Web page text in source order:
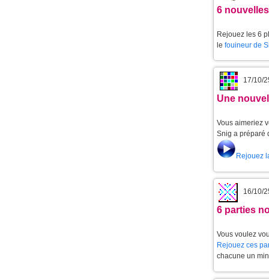
6
Rejouez les 6
le fouineur de
17/10/
Une
Vous aimeriez
Snig a préparé
Rejouez
16/10/
6 parties
Vous voulez
Rejouez ces
chacune un